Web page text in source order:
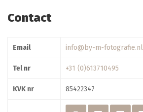
Contact
Email info@by-m-fotografie.nl
Tel nr +31 (0)613710495
KVK nr 85422347